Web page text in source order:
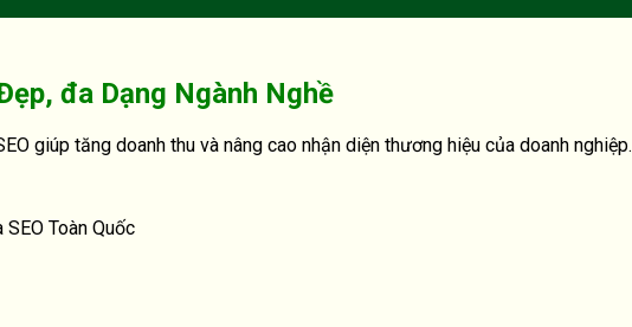
đa Dạng Ngành Nghề
giúp tăng doanh thu và nâng cao nhận diện thương hiệu của doanh nghiệp.
Toàn Quốc